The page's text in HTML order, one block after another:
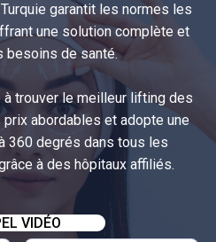
garantit les normes les
une solution complète et
besoins de santé.
à trouver le meilleur lifting des
abordables et adopte une
360 degrés dans tous les
à des hôpitaux affiliés.
VIDÉO